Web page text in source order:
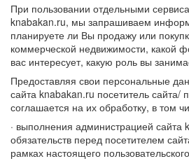
При пользовании отдельными
knabakan.ru, мы запрашиваем
планируете ли Вы продажу или
коммерческой недвижимости, какой
вас интересует, какую роль вы
Предоставляя свои персональные
сайта knabakan.ru посетитель сайта/
соглашается на их обработку, в том
· выполнения администрацией сайта
обязательств перед посетителем
рамках настоящего